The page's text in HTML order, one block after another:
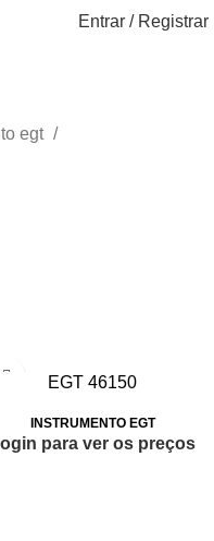
Entrar / Registrar
egt
EGT 46150
INSTRUMENTO EGT
para ver os preços